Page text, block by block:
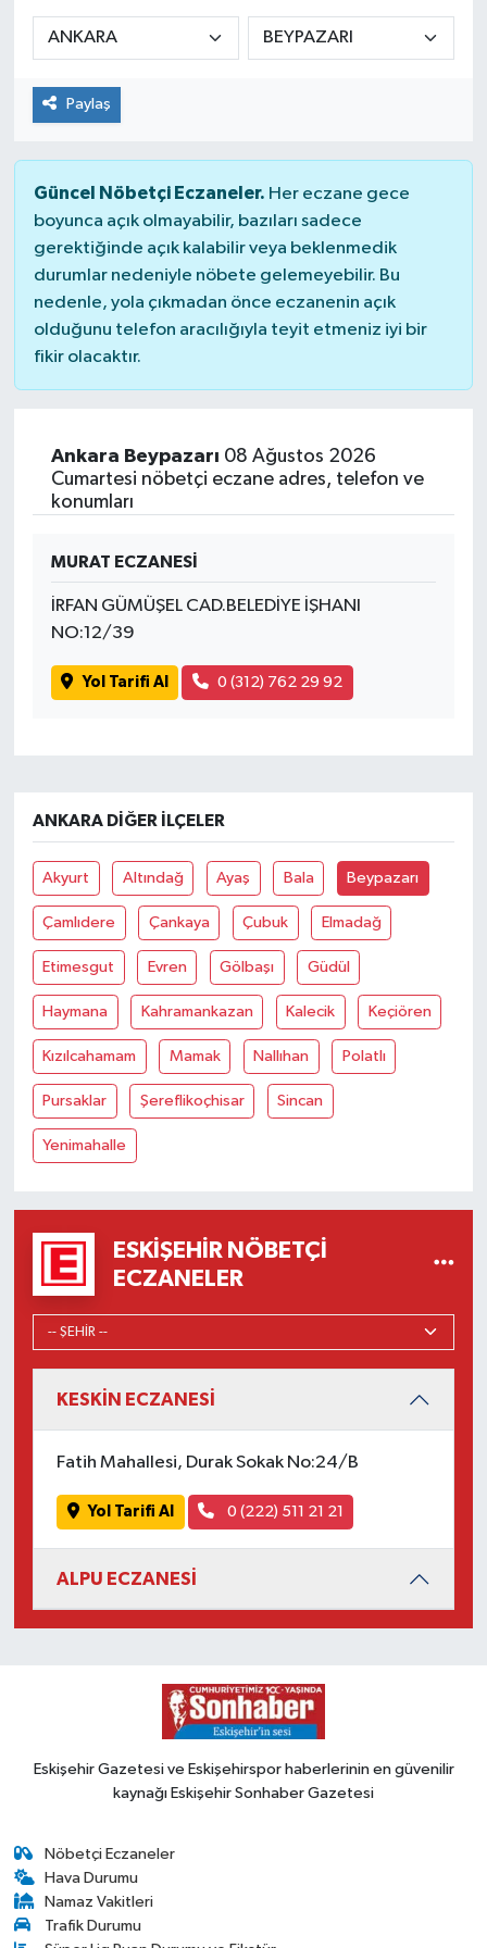
Paylaş
Güncel Nöbetçi Eczaneler. Her eczane gece
boyunca açık olmayabilir, bazıları sadece
gerektiğinde açık kalabilir veya beklenmedik
durumlar nedeniyle nöbete gelemeyebilir. Bu
nedenle, yola çıkmadan önce eczanenin açık
olduğunu telefon aracılığıyla teyit etmeniz iyi bir
fikir olacaktır.
Ankara Beypazarı 08 Ağustos 2026
Cumartesi nöbetçi eczane adres, telefon ve
konumları
MURAT ECZANESİ
İRFAN GÜMÜŞEL CAD.BELEDİYE İŞHANI
NO:12/39
Yol Tarifi Al 0 (312) 762 29 92
ANKARA DIĞER İLÇELER
Akyurt Altındağ Ayaş Bala Beypazarı
Çamlıdere Çankaya Çubuk Elmadağ
Etimesgut Evren Gölbaşı Güdül
Haymana Kahramankazan Kalecik Keçiören
Kızılcahamam Mamak Nallıhan Polatlı
Pursaklar Şereflikoçhisar Sincan
Yenimahalle
ESKIŞEHIR NÖBETÇI
ECZANELER
KESKİN ECZANESİ
Fatih Mahallesi, Durak Sokak No:24/B
Yol Tarifi Al 0 (222) 511 21 21
ALPU ECZANESİ
Eskişehir Gazetesi ve Eskişehirspor haberlerinin en güvenilir
kaynağı Eskişehir Sonhaber Gazetesi
Nöbetçi Eczaneler
Hava Durumu
Namaz Vakitleri
Trafik Durumu
Siyaset
Spor